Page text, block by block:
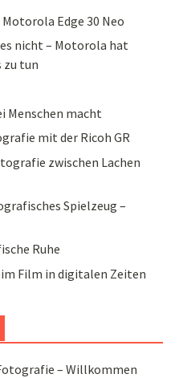
Edge 30 Neo
nicht – Motorola hat
zu tun
Menschen macht
mit der Ricoh GR
zwischen Lachen
Spielzeug –
Ruhe
im Film in digitalen Zeiten
– Willkommen